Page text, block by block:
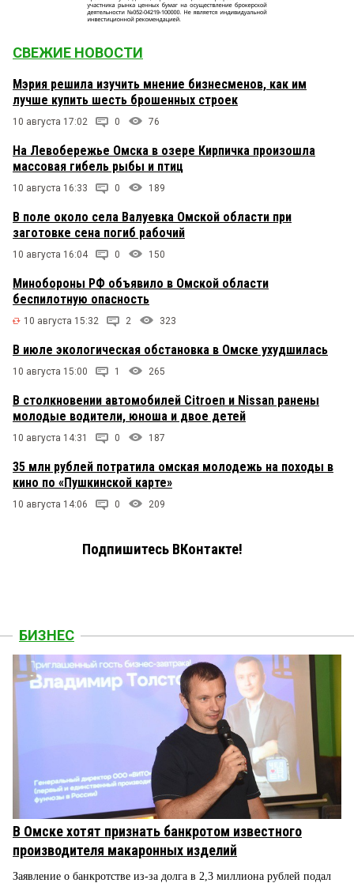
СВЕЖИЕ НОВОСТИ
Мэрия решила изучить мнение бизнесменов, как им
лучше купить шесть брошенных строек
10 августа 17:02 0 76
На Левобережье Омска в озере Кирпичка произошла
массовая гибель рыбы и птиц
10 августа 16:33 0 189
В поле около села Валуевка Омской области при
заготовке сена погиб рабочий
10 августа 16:04 0 150
Минобороны РФ объявило в Омской области
беспилотную опасность
10 августа 15:32 2 323
В июле экологическая обстановка в Омске ухудшилась
10 августа 15:00 1 265
В столкновении автомобилей Citroen и Nissan ранены
молодые водители, юноша и двое детей
10 августа 14:31 0 187
35 млн рублей потратила омская молодежь на походы в
кино по «Пушкинской карте»
10 августа 14:06 0 209
Подпишитесь ВКонтакте!
БИЗНЕС
В Омске хотят признать банкротом известного
производителя макаронных изделий
Заявление о банкротстве из-за долга в 2,3 миллиона рублей подал